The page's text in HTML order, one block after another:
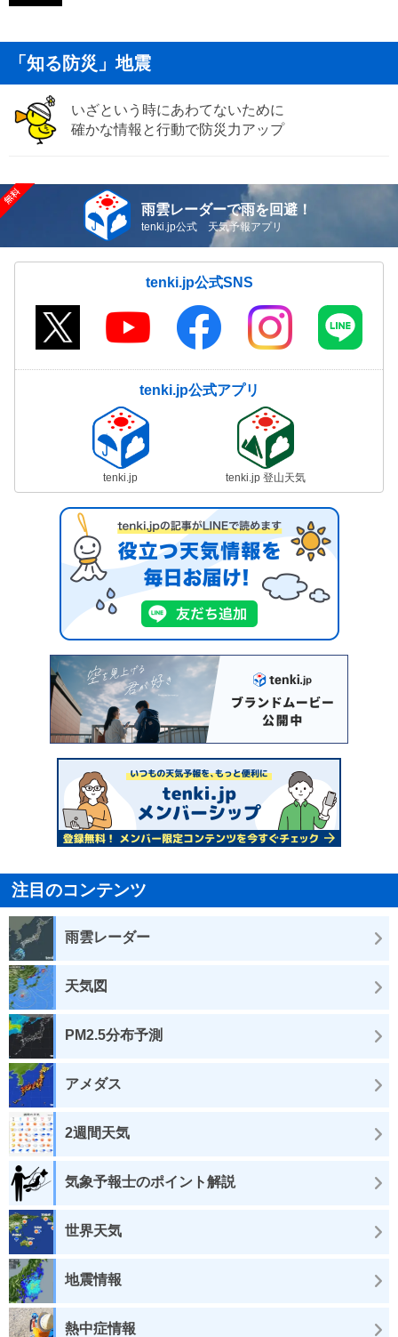
「知る防災」地震
いざという時にあわてないために
確かな情報と行動で防災力アップ
雨雲レーダーで雨を回避！
tenki.jp公式 天気予報アプリ
tenki.jp公式SNS
tenki.jp公式アプリ
tenki.jp tenki.jp 登山天気
注目のコンテンツ
雨雲レーダー
天気図
PM2.5分布予測
アメダス
2週間天気
気象予報士のポイント解説
世界天気
地震情報
熱中症情報